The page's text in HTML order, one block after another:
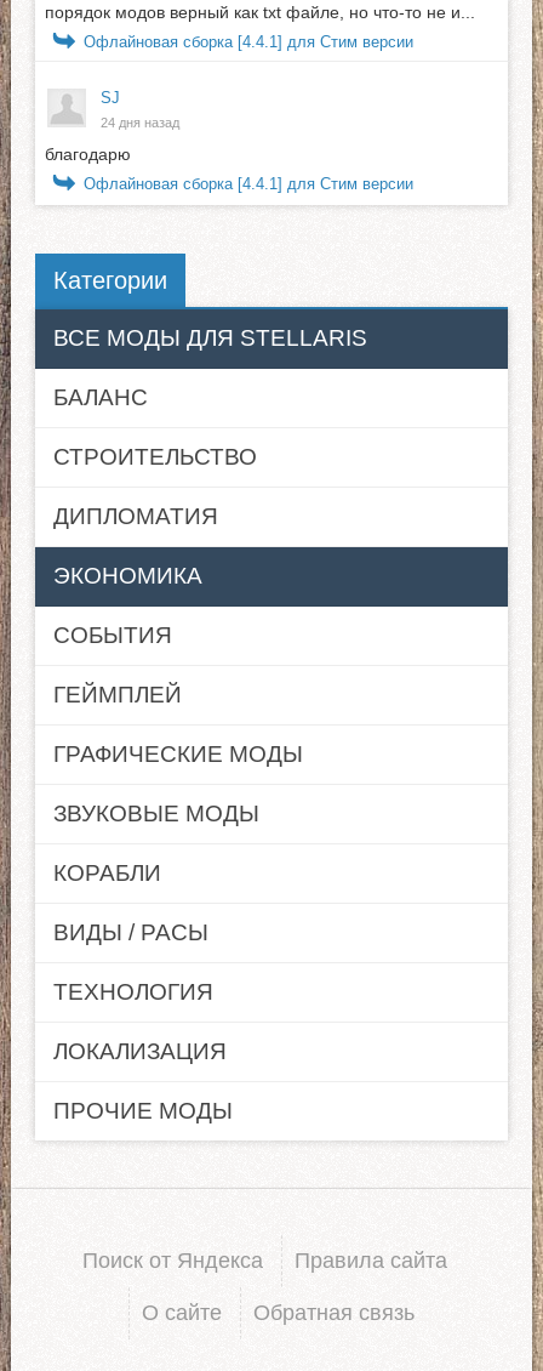
порядок модов верный как txt файле, но что-то не и...
Офлайновая сборка [4.4.1] для Стим версии
SJ
24 дня назад
благодарю
Офлайновая сборка [4.4.1] для Стим версии
Категории
ВСЕ МОДЫ ДЛЯ STELLARIS
БАЛАНС
СТРОИТЕЛЬСТВО
ДИПЛОМАТИЯ
ЭКОНОМИКА
СОБЫТИЯ
ГЕЙМПЛЕЙ
ГРАФИЧЕСКИЕ МОДЫ
ЗВУКОВЫЕ МОДЫ
КОРАБЛИ
ВИДЫ / РАСЫ
ТЕХНОЛОГИЯ
ЛОКАЛИЗАЦИЯ
ПРОЧИЕ МОДЫ
Поиск от Яндекса Правила сайта
О сайте Обратная связь